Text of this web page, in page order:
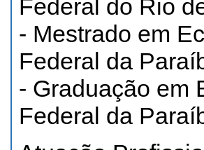
Federal do Rio
- Mestrado em
Federal da
- Graduação em
Federal da